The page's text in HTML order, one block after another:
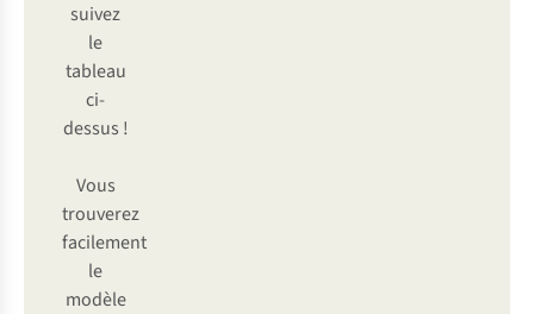
suivez
le
tableau
ci-
dessus !
Vous
trouverez
facilement
le
modèle